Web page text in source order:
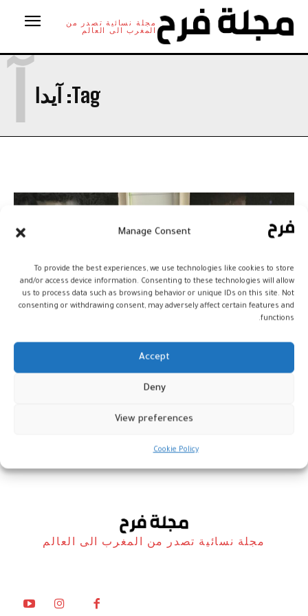
Manage Consent
To provide the best experiences, we use technologies like cookies to store
and/or access device information. Consenting to these technologies will allow
us to process data such as browsing behavior or unique IDs on this site. Not
consenting or withdrawing consent, may adversely affect certain features and
functions.
Accept
Deny
View preferences
Cookie Policy
مجلة نسائية تصدر من
المغرب الى العالم
Tag: آيدا
الروبوت الرسامة “آيدا”: لا أنوي
مجلة نسائية تصدر من المغرب الى العالم